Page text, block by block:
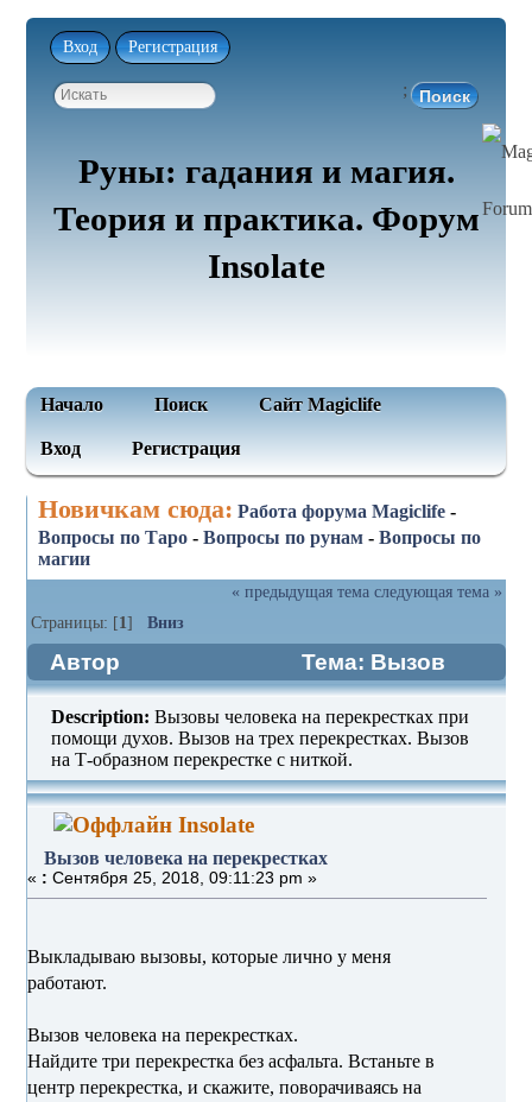
Вход Регистрация
;
Руны: гадания и магия.
Теория и практика. Форум
Insolate
Начало Поиск Сайт Magiclife
Вход Регистрация
Новичкам сюда: Работа форума Magiclife -
Вопросы по Таро -Вопросы по рунам -Вопросы по
магии
« предыдущая тема следующая тема »
Страницы: [1]Вниз
Автор
Тема: Вызов
человека на перекрестках (Прочитано
1538 раз)
Description: Вызовы человека на перекрестках при
помощи духов. Вызов на трех перекрестках. Вызов
на Т-образном перекрестке с ниткой.
Insolate
Вызов человека на перекрестках
« : Сентября 25, 2018, 09:11:23 pm »
Выкладываю вызовы, которые лично у меня
работают.
Вызов человека на перекрестках.
Найдите три перекрестка без асфальта. Встаньте в
центр перекрестка, и скажите, поворачиваясь на